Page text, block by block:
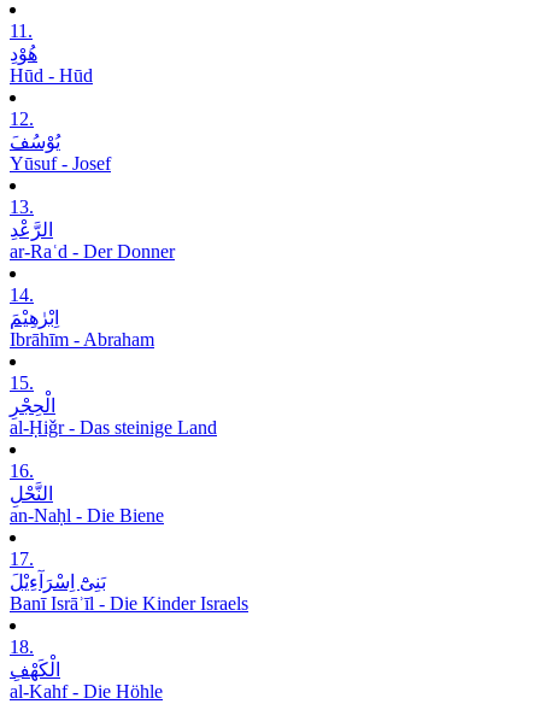
11.
ھُوْدِ
Hūd - Hūd
12.
یُوْسُفَ
Yūsuf - Josef
13.
الرَّعْدِ
ar-Raʿd - Der Donner
14.
اِبْرٰھِیْمَ
Ibrāhīm - Abraham
15.
الْحِجْرِ
al-Ḥiǧr - Das steinige Land
16.
النَّحْلِ
an-Naḥl - Die Biene
17.
بَنِیْٓ اِسْرَآءِیْلَ
Banī Isrāʾīl - Die Kinder Israels
18.
الْکَھْفِ
al-Kahf - Die Höhle